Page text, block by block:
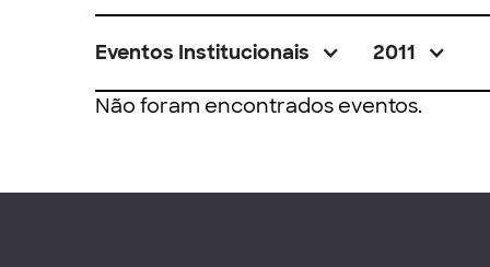
Eventos Institucionais 2011
Não foram encontrados eventos.